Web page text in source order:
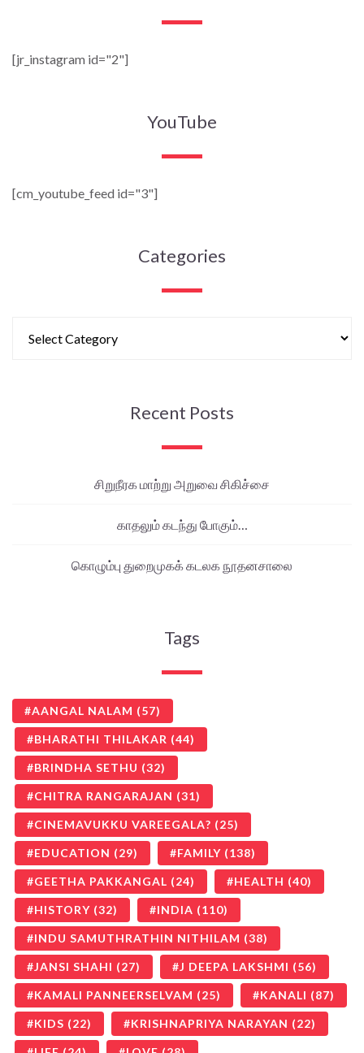
[jr_instagram id="2"]
YouTube
[cm_youtube_feed id="3"]
Categories
Recent Posts
சிறுநீரக மாற்று அறுவை சிகிச்சை
காதலும் கடந்து போகும்…
கொழும்பு துறைமுகக் கடலக நூதனசாலை
Tags
AANGAL NALAM (57)
BHARATHI THILAKAR (44)
BRINDHA SETHU (32)
CHITRA RANGARAJAN (31)
CINEMAVUKKU VAREEGALA? (25)
EDUCATION (29) FAMILY (138)
GEETHA PAKKANGAL (24) HEALTH (40)
HISTORY (32) INDIA (110)
INDU SAMUTHRATHIN NITHILAM (38)
JANSI SHAHI (27) J DEEPA LAKSHMI (56)
KAMALI PANNEERSELVAM (25) KANALI (87)
KIDS (22) KRISHNAPRIYA NARAYAN (22)